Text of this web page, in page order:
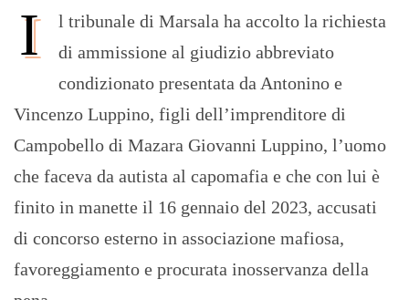
I
l tribunale di Marsala ha accolto la richiesta
di ammissione al giudizio abbreviato
condizionato presentata da Antonino e
Vincenzo Luppino, figli dell’imprenditore di
Campobello di Mazara Giovanni Luppino, l’uomo
che faceva da autista al capomafia e che con lui è
finito in manette il 16 gennaio del 2023, accusati
di concorso esterno in associazione mafiosa,
favoreggiamento e procurata inosservanza della